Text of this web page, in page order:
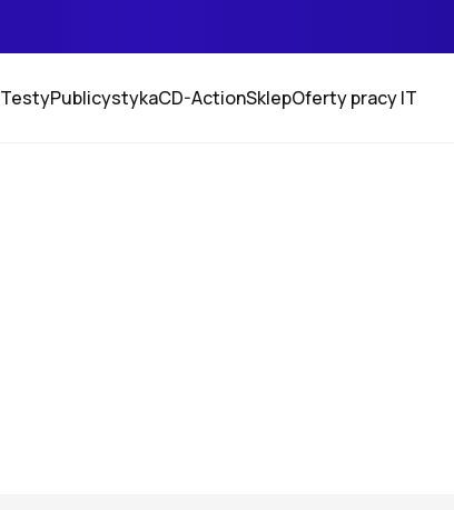
TestyPublicystykaCD-ActionSklepOferty pracy IT